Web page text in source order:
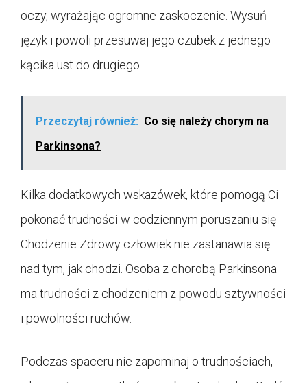
oczy, wyrażając ogromne zaskoczenie. Wysuń
język i powoli przesuwaj jego czubek z jednego
kącika ust do drugiego.
Przeczytaj również: Co się należy chorym na
Parkinsona?
Kilka dodatkowych wskazówek, które pomogą Ci
pokonać trudności w codziennym poruszaniu się
Chodzenie Zdrowy człowiek nie zastanawia się
nad tym, jak chodzi. Osoba z chorobą Parkinsona
ma trudności z chodzeniem z powodu sztywności
i powolności ruchów.
Podczas spaceru nie zapominaj o trudnościach,